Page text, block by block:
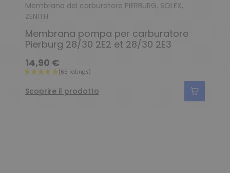
Membrana del carburatore PIERBURG, SOLEX,
ZENITH
Membrana pompa per carburatore
Pierburg 28/30 2E2 et 28/30 2E3
14,90 €
Scoprire il prodotto